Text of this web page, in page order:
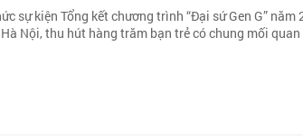
sự kiện Tổng kết chương trình “Đại sứ Gen G” năm
Nội, thu hút hàng trăm bạn trẻ có chung mối quan